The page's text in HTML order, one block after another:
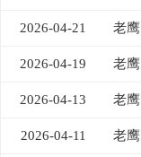
2026-04-21 老鹰
2026-04-19 老鹰
2026-04-13 老鹰
2026-04-11 老鹰